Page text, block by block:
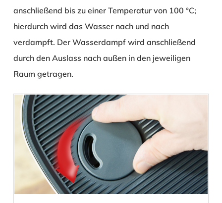
anschließend bis zu einer Temperatur von 100 °C;
hierdurch wird das Wasser nach und nach
verdampft. Der Wasserdampf wird anschließend
durch den Auslass nach außen in den jeweiligen
Raum getragen.